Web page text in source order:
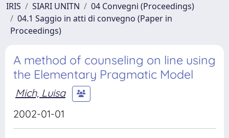
IRIS SIARI UNITN
04 Convegni (Proceedings)
04.1 Saggio in atti di convegno (Paper in
Proceedings)
A method of counseling on line using
the Elementary Pragmatic Model
Mich, Luisa
2002-01-01